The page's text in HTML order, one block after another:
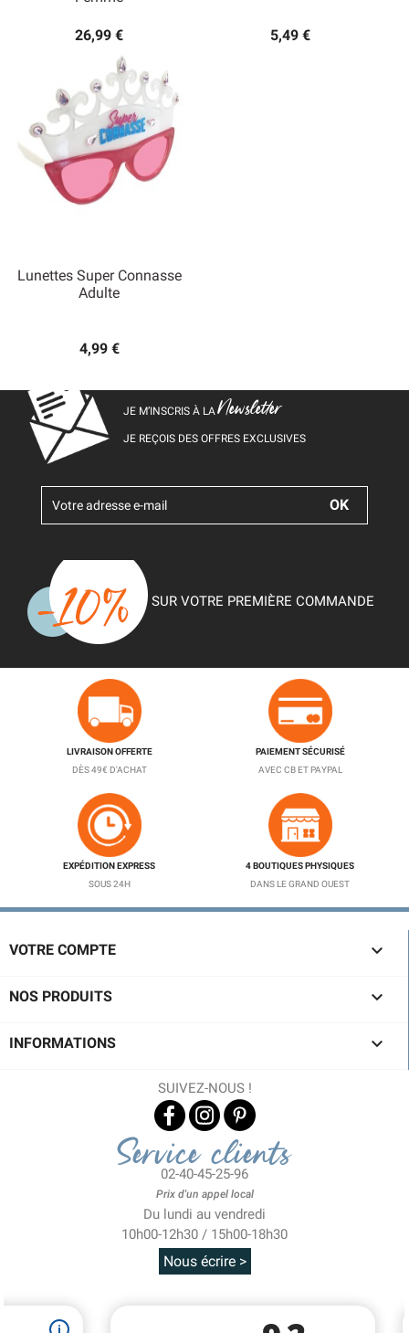
26,99 € 5,49 €
Lunettes Super Connasse
Adulte
4,99 €
JE M’INSCRIS À LANewsletter
JE REÇOIS DES OFFRES EXCLUSIVES
SUR VOTRE PREMIÈRE COMMANDE
LIVRAISON OFFERTE
DÈS 49€ D'ACHAT
PAIEMENT SÉCURISÉ
AVEC CB ET PAYPAL
EXPÉDITION EXPRESS
SOUS 24H
4 BOUTIQUES PHYSIQUES
DANS LE GRAND OUEST
VOTRE COMPTE 
NOS PRODUITS 
INFORMATIONS 
SUIVEZ-NOUS !
Service clients
02-40-45-25-96
Prix d'un appel local
Du lundi au vendredi
10h00-12h30 / 15h00-18h30
Nous écrire >